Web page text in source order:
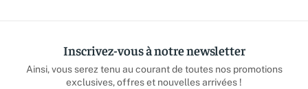
Inscrivez-vous à notre newsletter
Ainsi, vous serez tenu au courant de toutes nos promotions
exclusives, offres et nouvelles arrivées !